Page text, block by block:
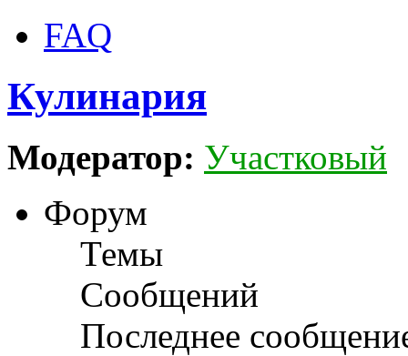
FAQ
Кулинария
Модератор: Участковый
Форум
Темы
Сообщений
Последнее